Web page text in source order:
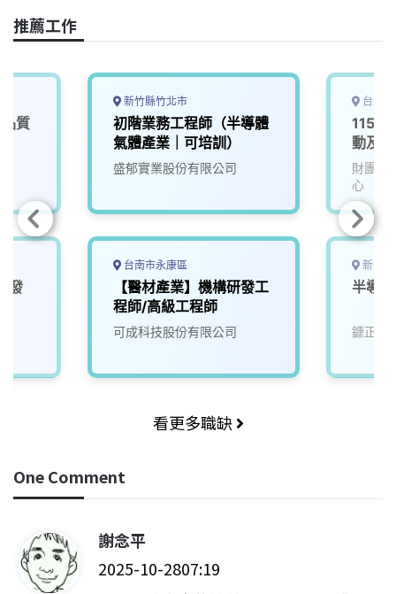
o
k
n
k
推薦工作
質
發
新竹縣竹北市
初階業務工程師（半導體
氣體產業｜可培訓）
盛郁實業股份有限公司
台南市永康區
【醫材產業】機構研發工
程師/高級工程師
可成科技股份有限公司
台北
動及
財團法
心
新竹
半導
鏮正實
看更多職缺
One Comment
謝念平
示
2025-10-2807:19